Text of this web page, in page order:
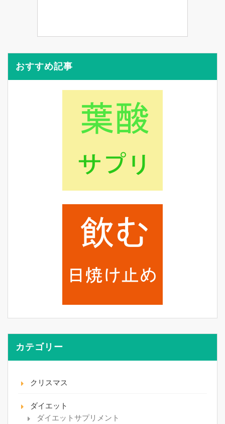
おすすめ記事
カテゴリー
クリスマス
ダイエット
ダイエットサプリメント